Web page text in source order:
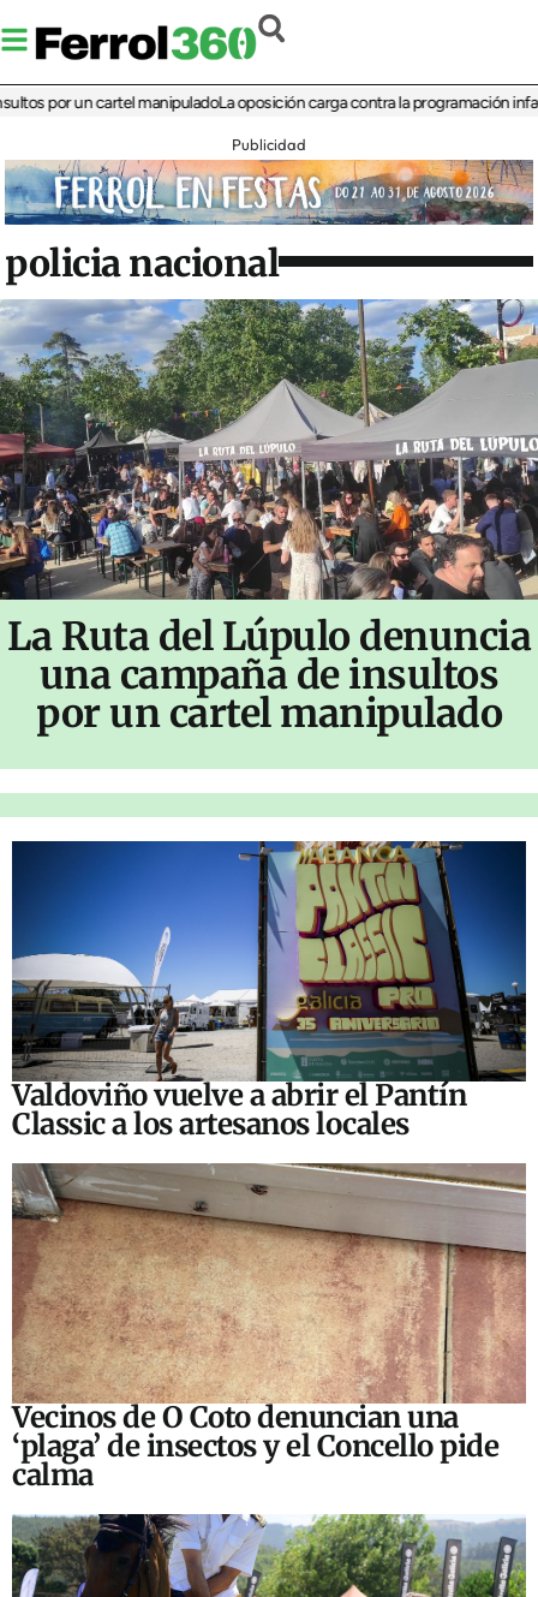
un cartel manipuladoLa oposición carga contra la programación infantil de
Publicidad
policia nacional
La Ruta del Lúpulo denuncia
una campaña de insultos
por un cartel manipulado
Valdoviño vuelve a abrir el Pantín
Classic a los artesanos locales
Vecinos de O Coto denuncian una
‘plaga’ de insectos y el Concello pide
calma